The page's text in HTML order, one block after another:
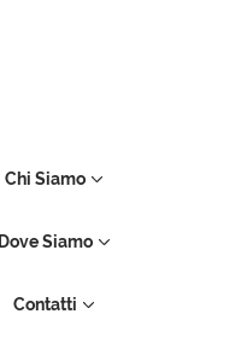
Chi Siamo
Dove Siamo
Contatti